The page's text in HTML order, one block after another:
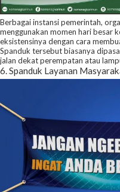
Berbagai instansi pemerintah,
menggunakan momen hari besar
eksistensinya dengan cara
Spanduk tersebut biasanya
jalan dekat perempatan atau
6. Spanduk Layanan